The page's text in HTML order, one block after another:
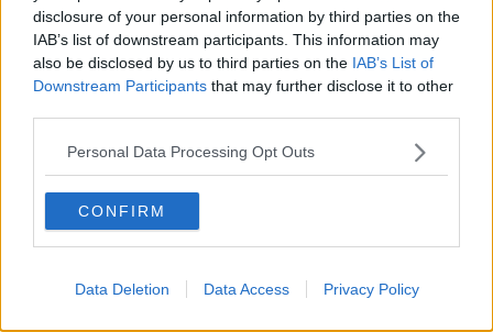
disclosure of your personal information by third parties on the
IAB’s list of downstream participants. This information may
also be disclosed by us to third parties on the IAB’s List of
Downstream Participants that may further disclose it to other
Personal Data Processing Opt Outs
CONFIRM
Data Deletion Data Access Privacy Policy
Se vuoi leggere le notizie principali della Toscana iscriviti alla
Newsletter QUInews - ToscanaMedia.Arriva gratis tutti i giorni
alle 20:00 direttamente nella tua casella di posta.
Basta cliccareQUI
Ti potrebbe interessare anche:
Articoli dal Blog “Leggere” di Roberto Cerri
​Leggere in Nazionale
​Elogio della nanoeditoria
Gli scrittori e i sabotatori